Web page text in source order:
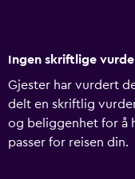
Ingen skriftlige
Gjester har vurdert
delt en skriftlig
og beliggenhet for å
passer for reisen din.